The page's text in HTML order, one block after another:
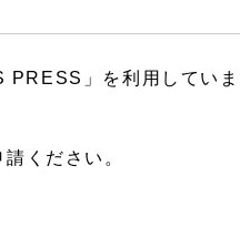
PRESS」を利用していま
ください。